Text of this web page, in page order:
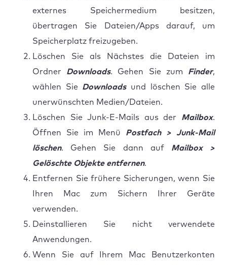
externes Speichermedium besitzen,
übertragen Sie Dateien/Apps darauf, um
Speicherplatz freizugeben.
Löschen Sie als Nächstes die Dateien im
Ordner Downloads. Gehen Sie zum Finder,
wählen Sie Downloadsund löschen Sie alle
unerwünschten Medien/Dateien.
Löschen Sie Junk-E-Mails aus der Mailbox.
Öffnen Sie im Menü Postfach > Junk-Mail
löschen. Gehen Sie dann auf Mailbox >
Gelöschte Objekte entfernen.
Entfernen Sie frühere Sicherungen, wenn Sie
Ihren Mac zum Sichern Ihrer Geräte
verwenden.
Deinstallieren Sie nicht verwendete
Anwendungen.
Wenn Sie auf Ihrem Mac Benutzerkonten